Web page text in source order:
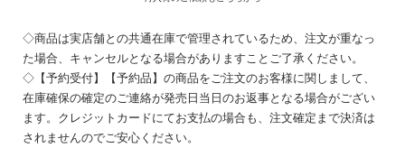
◇商品は実店舗との共通在庫で管理されているため、注文が重なっ
た場合、キャンセルとなる場合がありますことご了承ください。
◇【予約受付】【予約品】の商品をご注文のお客様に関しまして、
在庫確保の確定のご連絡が発売日当日のお返事となる場合がござい
ます。クレジットカードにてお支払の場合も、注文確定まで決済は
されませんのでご安心ください。